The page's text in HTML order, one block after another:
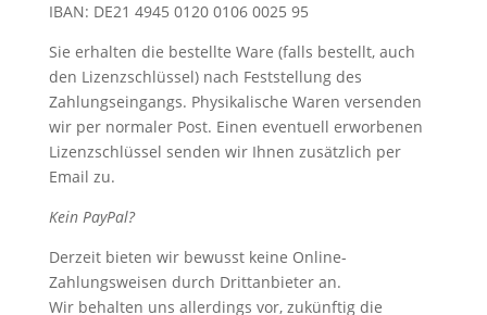
IBAN: DE21 4945 0120 0106 0025 95
Sie erhalten die bestellte Ware (falls bestellt, auch
den Lizenzschlüssel) nach Feststellung des
Zahlungseingangs. Physikalische Waren versenden
wir per normaler Post. Einen eventuell erworbenen
Lizenzschlüssel senden wir Ihnen zusätzlich per
Email zu.
Kein PayPal?
Derzeit bieten wir bewusst keine Online-
Zahlungsweisen durch Drittanbieter an.
Wir behalten uns allerdings vor, zukünftig die